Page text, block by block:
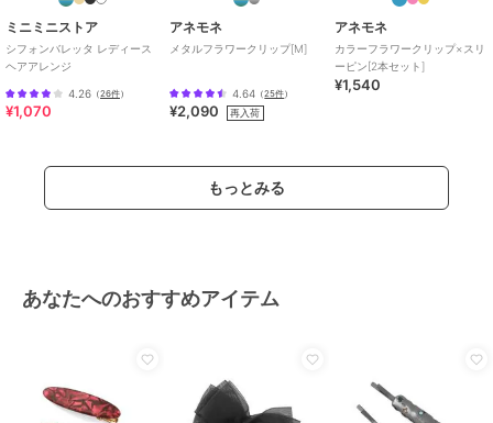
ミニミニストア
シフォンバレッタ レディース
ヘアアレンジ
4.26 （26件）
¥1,070
アネモネ
メタルフラワークリップ[M]
4.64 （25件）
¥2,090 再入荷
アネモネ
カラーフラワークリップ×スリ
ーピン[2本セット]
¥1,540
もっとみる
あなたへのおすすめアイテム